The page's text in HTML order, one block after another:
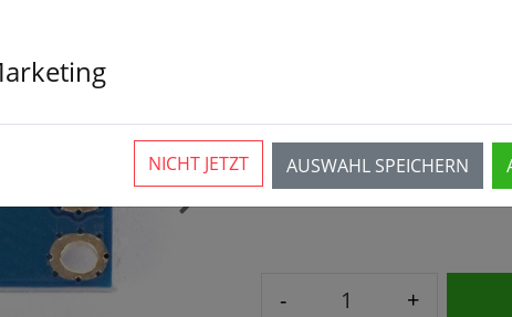
iFlight 3A 5-
›
2,90 € * 3,90 €
- +
AUSWAHL SPEICHERN
NICHT JETZT